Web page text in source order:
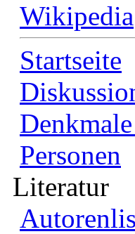
Wikipedia
Startseite
Personen
Literatur